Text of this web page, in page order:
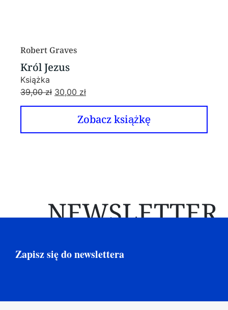
Robert Graves
Król Jezus
Książka
39,00zł 30,00 zł
Zobacz książkę
NEWSLETTER
Zapisz się do newslettera